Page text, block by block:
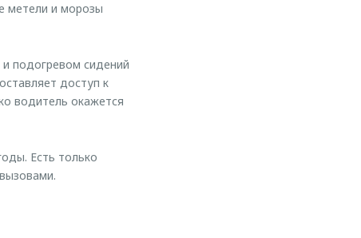
метели и морозы
подогревом сидений
доступ к
водитель окажется
Есть только